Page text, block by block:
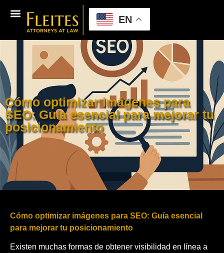
EN
Cómo optimizar imágenes para
SEO: Guía esencial para mejorar tu
posicionamiento
Cómo optimizar imágenes para SEO: Guía esencial
para mejorar tu posicionamiento
Existen muchas formas de obtener visibilidad en línea a